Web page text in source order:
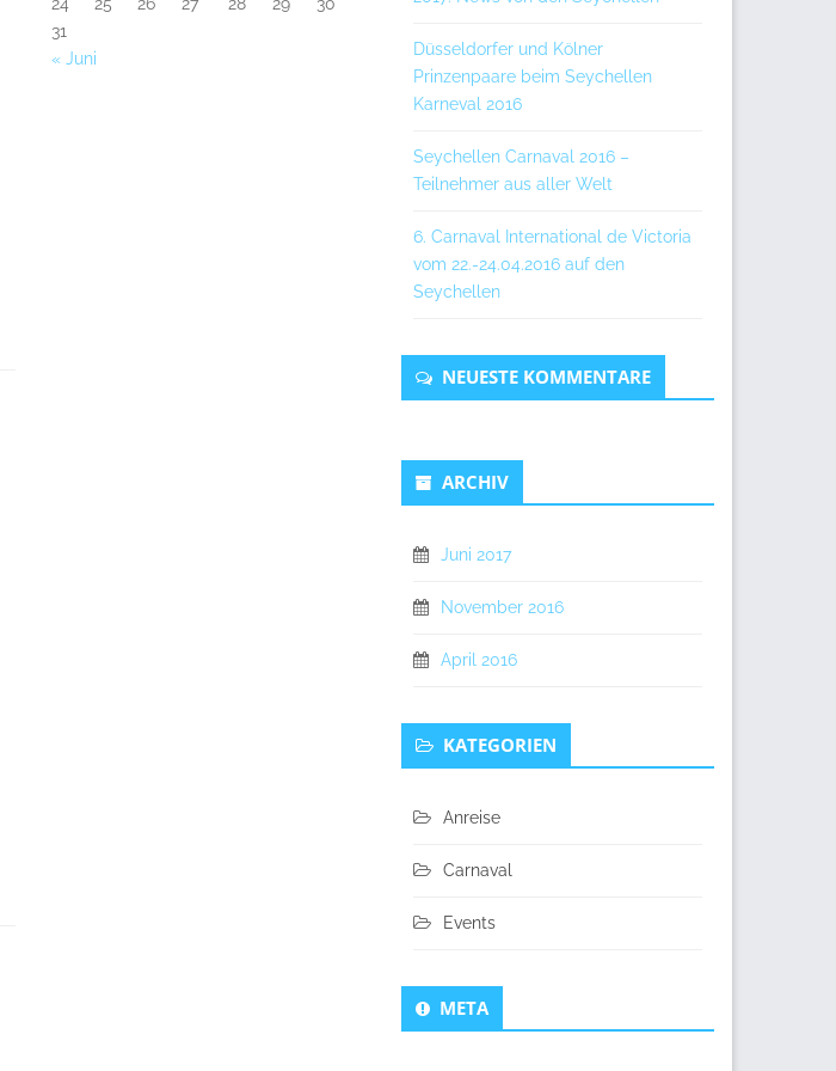
31
« Juni
Düsseldorfer und Kölner
Prinzenpaare beim Seychellen
Karneval 2016
Seychellen Carnaval 2016 –
Teilnehmer aus aller Welt
6. Carnaval International de Victoria
vom 22.-24.04.2016 auf den
Seychellen
NEUESTE KOMMENTARE
ARCHIV
Juni 2017
November 2016
April 2016
KATEGORIEN
Anreise
Carnaval
Events
META